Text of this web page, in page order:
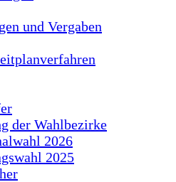
und Vergaben
der Wahlbezirke
2026
2025